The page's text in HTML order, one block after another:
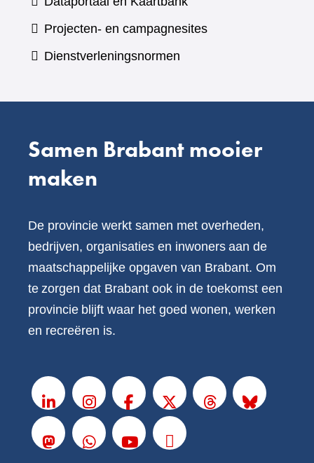
andere
website)
naar
Projecten- en campagnesites
Dienstverleningsnormen
Samen Brabant mooier
maken
De provincie werkt samen met overheden,
bedrijven, organisaties en inwoners aan de
maatschappelijke opgaven van Brabant. Om
te zorgen dat Brabant ook in de toekomst een
provincie blijft waar het goed wonen, werken
en recreëren is.
LinkedInInstagramFacebook
X